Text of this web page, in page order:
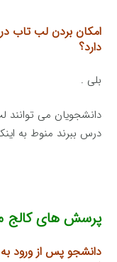
امکان بردن لب تاب
دارد؟
بلی .
دانشجویان می
درس ببرند منوط به
پرسش های کالج
دانشجو پس از ورود